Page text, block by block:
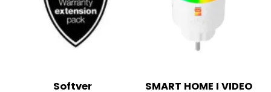
Softver
SMART HOME I VIDEO